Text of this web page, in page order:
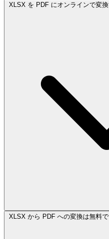
XLSX を PDF にオンラインで変
XLSX から PDF への変換は無料で